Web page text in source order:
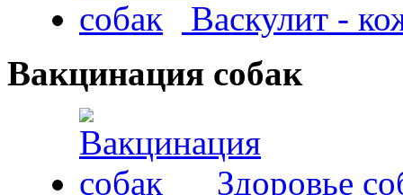
Васкулит -
Вакцинация собак
Здоровье